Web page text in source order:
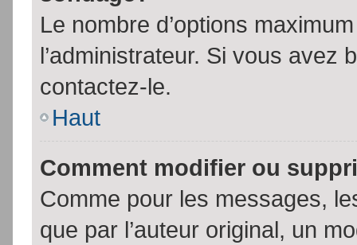
Le nombre d’options
l’administrateur. Si vous avez
contactez-le.
Haut
Comment modifier ou
Comme pour les messages,
que par l’auteur original, un